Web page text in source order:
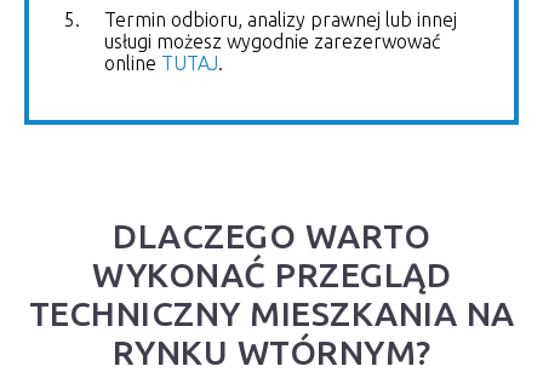
Termin odbioru, analizy prawnej lub innej
usługi możesz wygodnie zarezerwować
online TUTAJ.
DLACZEGO WARTO
WYKONAĆ PRZEGLĄD
TECHNICZNY MIESZKANIA NA
RYNKU WTÓRNYM?